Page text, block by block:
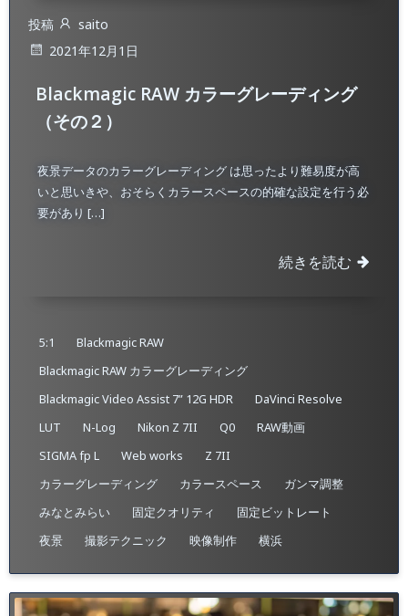
投稿
saito
2021年12月1日
Blackmagic RAW カラーグレーディング
（その２）
夜景データのカラーグレーディング は思ったより難易度が高
いと思いきや、おそらくカラースペースの的確な設定を行う必
要があり […]
続きを読む
5:1
Blackmagic RAW
Blackmagic RAW カラーグレーディング
Blackmagic Video Assist 7” 12G HDR
DaVinci Resolve
LUT
N-Log Nikon Z 7II Q0
RAW動画
SIGMA fp L
Web works
Z 7II
カラーグレーディング
カラースペース
ガンマ調整
みなとみらい
固定クオリティ
固定ビットレート
夜景
撮影テクニック 映像制作 横浜